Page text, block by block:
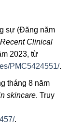
sự (Đăng năm
Clinical
2023, từ
PMC5424551/.
tháng 8 năm
skincare. Truy
.